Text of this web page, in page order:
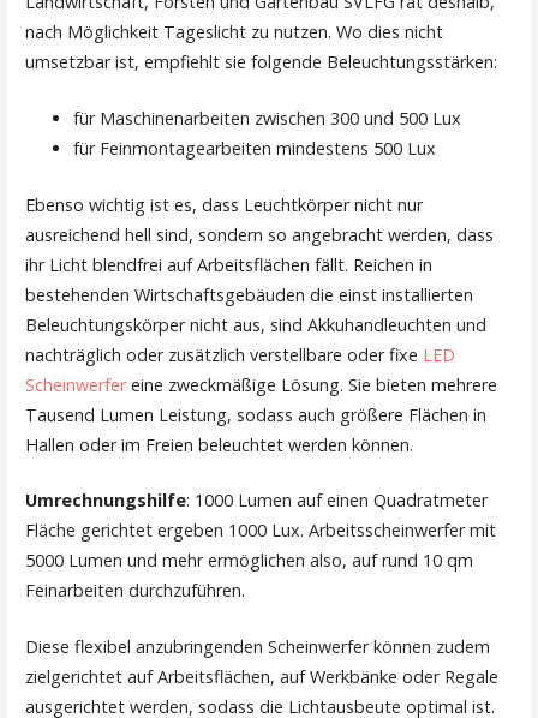
nach Möglichkeit Tageslicht zu nutzen. Wo dies nicht
umsetzbar ist, empfiehlt sie folgende Beleuchtungsstärken:
für Maschinenarbeiten zwischen 300 und 500 Lux
für Feinmontagearbeiten mindestens 500 Lux
Ebenso wichtig ist es, dass Leuchtkörper nicht nur
ausreichend hell sind, sondern so angebracht werden, dass
ihr Licht blendfrei auf Arbeitsflächen fällt. Reichen in
bestehenden Wirtschaftsgebäuden die einst installierten
Beleuchtungskörper nicht aus, sind Akkuhandleuchten und
nachträglich oder zusätzlich verstellbare oder fixe LED
Scheinwerfereine zweckmäßige Lösung. Sie bieten mehrere
Tausend Lumen Leistung, sodass auch größere Flächen in
Hallen oder im Freien beleuchtet werden können.
Umrechnungshilfe: 1000 Lumen auf einen Quadratmeter
Fläche gerichtet ergeben 1000 Lux. Arbeitsscheinwerfer mit
5000 Lumen und mehr ermöglichen also, auf rund 10 qm
Feinarbeiten durchzuführen.
Diese flexibel anzubringenden Scheinwerfer können zudem
zielgerichtet auf Arbeitsflächen, auf Werkbänke oder Regale
ausgerichtet werden, sodass die Lichtausbeute optimal ist.